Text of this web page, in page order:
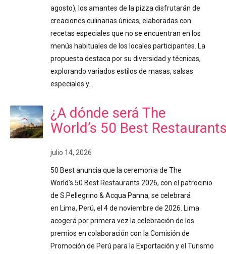
agosto), los amantes de la pizza disfrutarán de
creaciones culinarias únicas, elaboradas con
recetas especiales que no se encuentran en los
menús habituales de los locales participantes. La
propuesta destaca por su diversidad y técnicas,
explorando variados estilos de masas, salsas
especiales y…
¿A dónde será The
World’s 50 Best
julio 14, 2026
50 Best anuncia que la ceremonia de The
World’s 50 Best Restaurants 2026, con el patrocinio
de S.Pellegrino & Acqua Panna, se celebrará
en Lima, Perú, el 4 de noviembre de 2026. Lima
acogerá por primera vez la celebración de los
premios en colaboración con la Comisión de
Promoción de Perú para la Exportación y el Turismo